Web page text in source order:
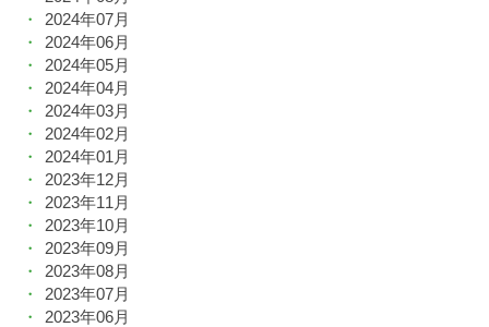
2024年07月
2024年06月
2024年05月
2024年04月
2024年03月
2024年02月
2024年01月
2023年12月
2023年11月
2023年10月
2023年09月
2023年08月
2023年07月
2023年06月